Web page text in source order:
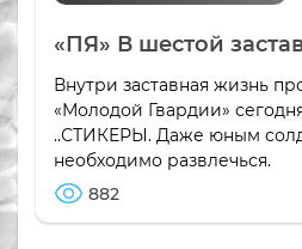
«ПЯ» В шестой
Внутри заставная жизнь
«Молодой Гвардии»
..СТИКЕРЫ. Даже юным
необходимо развлечься.
882